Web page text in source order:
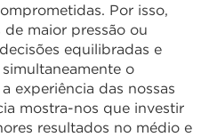
Por isso,
maior pressão ou
equilibradas e
o
experiência das nossas
mostra-nos que investir
resultados no médio e